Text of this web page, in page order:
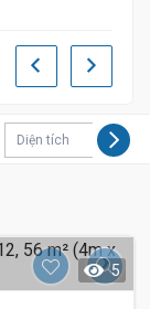
Diện tích
5